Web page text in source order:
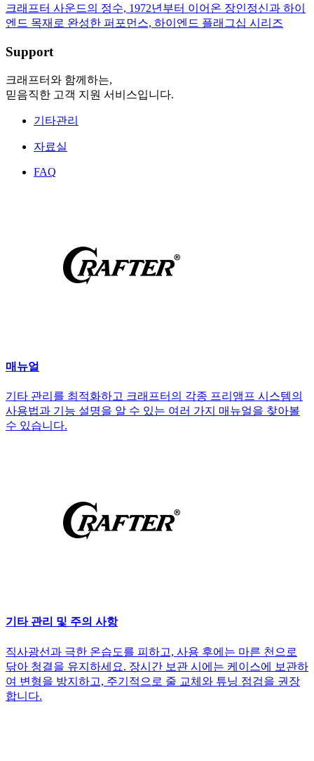
크래프터 사운드의 정수, 1972년부터 이어온 장인정신과 하이
엔드 목재로 완성한 퍼포먼스, 하이엔드 플래그십 시리즈
Support
크래프터와 함께하는,
믿음직한 고객 지원 서비스입니다.
기타관리
자료실
FAQ
매뉴얼
기타 관리를 최적화하고 크래프터의 각종 프리앰프 시스템의
사용법과 기능 설명을 알 수 있는 여러 가지 매뉴얼을 찾아볼
수 있습니다.
기타 관리 및 주의 사항
직사광선과 극한 온습도를 피하고, 사용 후에는 마른 천으로
닦아 청결을 유지하세요. 장시간 보관 시에는 케이스에 보관하
여 변형을 방지하고, 주기적으로 줄 교체와 튜닝 점검을 권장
합니다.